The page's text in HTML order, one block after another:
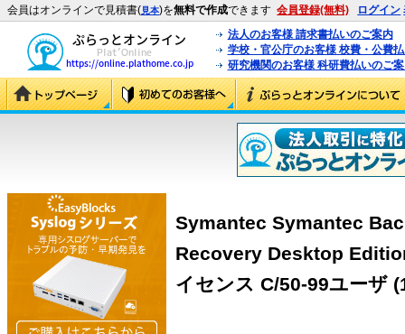
会員はオンラインで見積書(見本)を無料で作成できます 会員登録(無料) ログイン
法人のお客様 請求書払いのご案内
学校・官公庁のお客様 校費・公費
研究機関のお客様 科研費払いのご
Symantec Symantec
Recovery Desktop
イセンス C/50-99ユーザ